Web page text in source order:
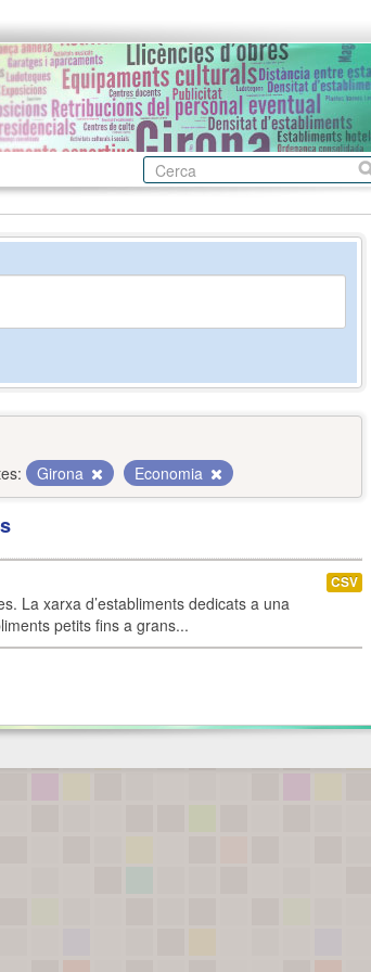
Girona Economia
La xarxa d’establiments dedicats a una
petits fins a grans...
CSV